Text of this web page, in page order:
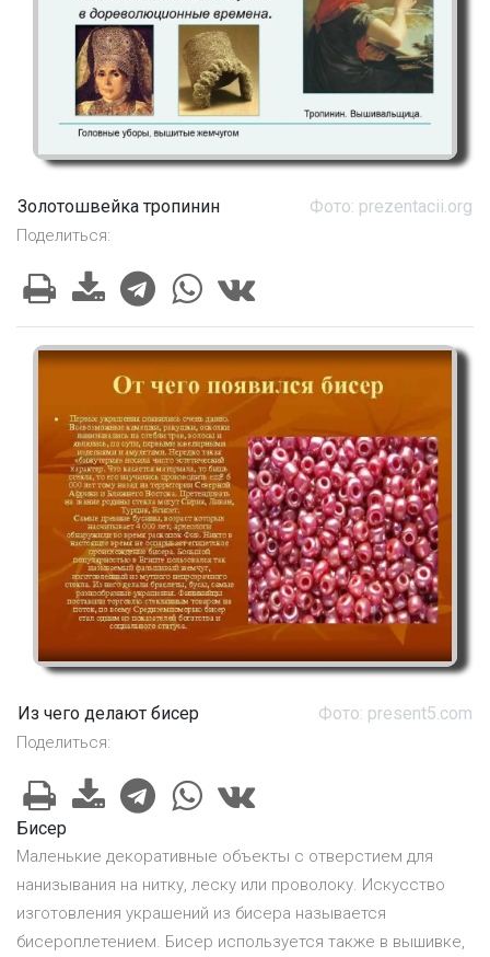
Золотошвейка тропинин Фото: prezentacii.org
Поделиться:
Из чего делают бисер Фото: present5.com
Поделиться:
Бисер
Маленькие декоративные объекты с отверстием для
нанизывания на нитку, леску или проволоку. Искусство
изготовления украшений из бисера называется
бисероплетением. Бисер используется также в вышивке,